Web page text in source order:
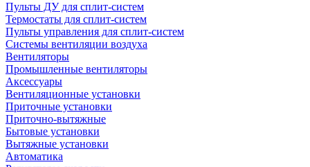
Пульты ДУ для сплит-систем
Термостаты для сплит-систем
Пульты управления для сплит-систем
Системы вентиляции воздуха
Вентиляторы
Промышленные вентиляторы
Аксессуары
Вентиляционные установки
Приточные установки
Приточно-вытяжные
Бытовые установки
Вытяжные установки
Автоматика